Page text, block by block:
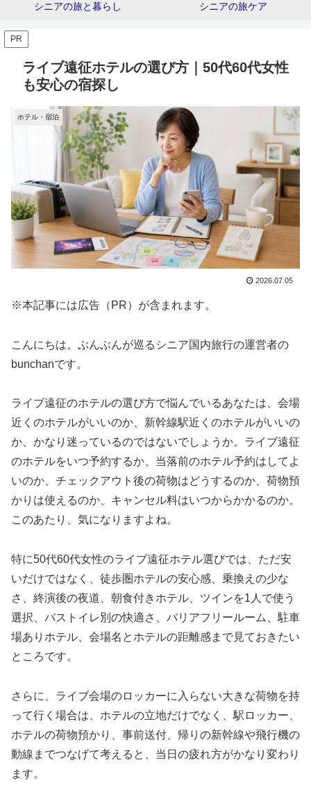
シニアの旅と暮らし シニアの旅ケア
PR
ライブ遠征ホテルの選び方｜50代60代女性
も安心の宿探し
ホテル・宿泊
2026.07.05
※本記事には広告（PR）が含まれます。
こんにちは。ぶんぶんが巡るシニア国内旅行の運営者の
bunchanです。
ライブ遠征のホテルの選び方で悩んでいるあなたは、会場
近くのホテルがいいのか、新幹線駅近くのホテルがいいの
か、かなり迷っているのではないでしょうか。ライブ遠征
のホテルをいつ予約するか、当落前のホテル予約はしてよ
いのか、チェックアウト後の荷物はどうするのか、荷物預
かりは使えるのか、キャンセル料はいつからかかるのか。
このあたり、気になりますよね。
特に50代60代女性のライブ遠征ホテル選びでは、ただ安
いだけではなく、徒歩圏ホテルの安心感、乗換えの少な
さ、終演後の夜道、朝食付きホテル、ツインを1人で使う
選択、バストイレ別の快適さ、バリアフリールーム、駐車
場ありホテル、会場名とホテルの距離感まで見ておきたい
ところです。
さらに、ライブ会場のロッカーに入らない大きな荷物を持
って行く場合は、ホテルの立地だけでなく、駅ロッカー、
ホテルの荷物預かり、事前送付、帰りの新幹線や飛行機の
動線までつなげて考えると、当日の疲れ方がかなり変わり
ます。